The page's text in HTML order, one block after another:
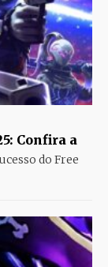
Confira a
do Free